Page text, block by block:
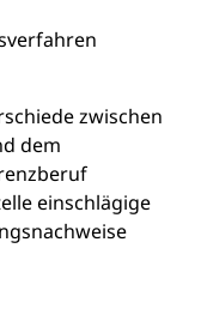
zwischen
dem
einschlägige